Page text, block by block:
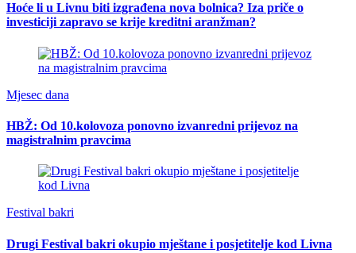
Hoće li u Livnu biti izgrađena nova bolnica? Iza priče o
investiciji zapravo se krije kreditni aranžman?
Mjesec dana
HBŽ: Od 10.kolovoza ponovno izvanredni prijevoz na
magistralnim pravcima
Festival bakri
Drugi Festival bakri okupio mještane i posjetitelje kod Livna